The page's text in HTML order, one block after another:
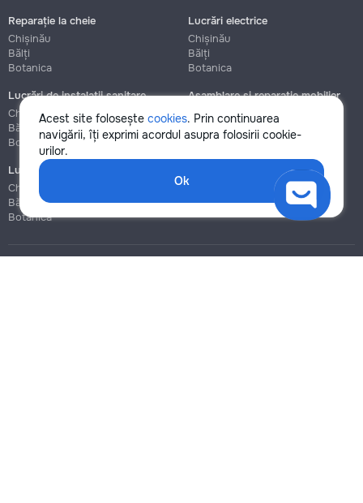
Acest site folosește cookies. Prin continuarea
navigării, îți exprimi acordul asupra folosirii cookie-
urilor.
Ok
Reparație la cheie
Chișinău
Bălți
Botanica
Lucrări electrice
Chișinău
Bălți
Botanica
Lucrări de instalații sanitare
Chișinău
Bălți
Botanica
Asamblare și reparație mobilier
Chișinău
Botanica
Lucrări de construcție și instalare
Chișinău
Bălți
Botanica